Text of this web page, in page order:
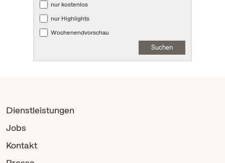
nur kostenlos
nur Highlights
Wochenendvorschau
Suchen
Dienstleistungen
Jobs
Kontakt